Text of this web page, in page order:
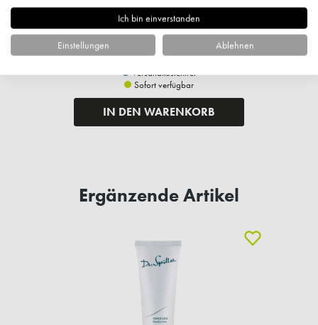
25,80 €*
344,00 €* / 1 Liter
+ 25 Fuchstaler
Versandkostenfrei
Sofort verfügbar
IN DEN WARENKORB
Ergänzende Artikel
Ich bin einverstanden
Einstellungen Ablehnen